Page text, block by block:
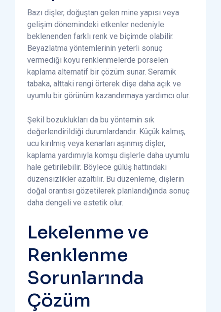
Bazı dişler, doğuştan gelen mine yapısı veya
gelişim dönemindeki etkenler nedeniyle
beklenenden farklı renk ve biçimde olabilir.
Beyazlatma yöntemlerinin yeterli sonuç
vermediği koyu renklenmelerde porselen
kaplama alternatif bir çözüm sunar. Seramik
tabaka, alttaki rengi örterek dişe daha açık ve
uyumlu bir görünüm kazandırmaya yardımcı olur.
Şekil bozuklukları da bu yöntemin sık
değerlendirildiği durumlardandır. Küçük kalmış,
ucu kırılmış veya kenarları aşınmış dişler,
kaplama yardımıyla komşu dişlerle daha uyumlu
hale getirilebilir. Böylece gülüş hattındaki
düzensizlikler azaltılır. Bu düzenleme, dişlerin
doğal orantısı gözetilerek planlandığında sonuç
daha dengeli ve estetik olur.
Lekelenme ve
Renklenme
Sorunlarında
Çözüm